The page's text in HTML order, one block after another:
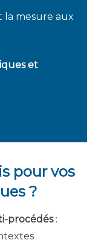
la mesure aux
et
pour vos
?
procédés: